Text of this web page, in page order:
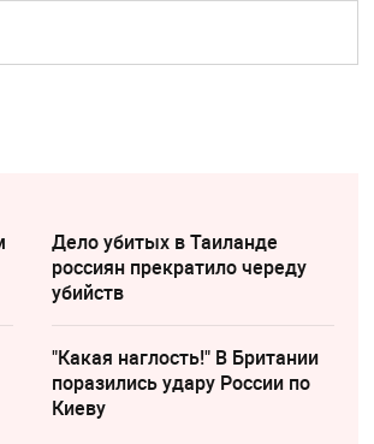
Дело убитых в Таиланде
россиян прекратило череду
убийств
"Какая наглость!" В Британии
поразились удару России по
Киеву